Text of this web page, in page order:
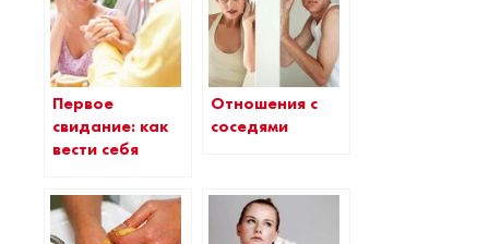
Первое
свидание: как
вести себя
Отношения с
соседями